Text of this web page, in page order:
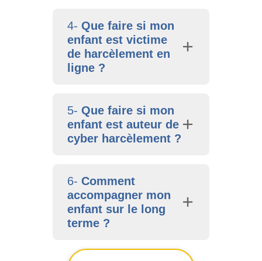
4- Que faire si mon
enfant est victime
de harcèlement en
ligne ?
5- Que faire si mon
enfant est auteur de
cyber harcèlement ?
6- Comment
accompagner mon
enfant sur le long
terme ?